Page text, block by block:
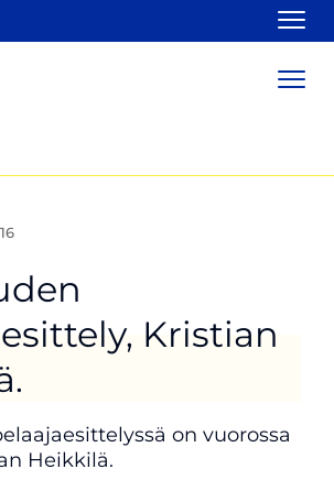
Kristian
on vuorossa
Heikkilä.